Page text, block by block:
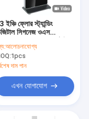
ইঞ্চি ফ্লোর স্ট্যান্ডিং
সিগনেজ ওএস
আলোচনাযোগ্য
1pcs
দাম পান
এখন যোগাযোগ